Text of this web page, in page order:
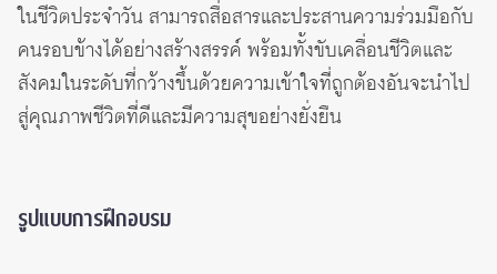
ในชีวิตประจำวัน สามารถสื่อสารและประสานความร่วมมือกับ
คนรอบข้างได้อย่างสร้างสรรค์ พร้อมทั้งขับเคลื่อนชีวิตและ
สังคมในระดับที่กว้างขึ้นด้วยความเข้าใจที่ถูกต้องอันจะนำไป
สู่คุณภาพชีวิตที่ดีและมีความสุขอย่างยั่งยืน
รูปแบบการฝึกอบรม